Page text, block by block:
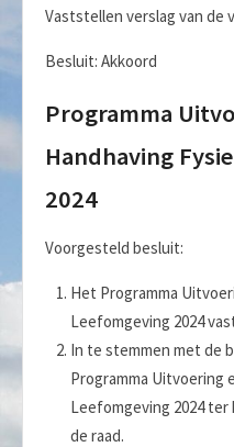
Vaststellen verslag van de
Besluit: Akkoord
Programma
Handhaving
2024
Voorgesteld besluit:
Het Programma
Leefomgeving 2024
In te stemmen met de
Programma Uitvoering
Leefomgeving 2024 ter
de raad.